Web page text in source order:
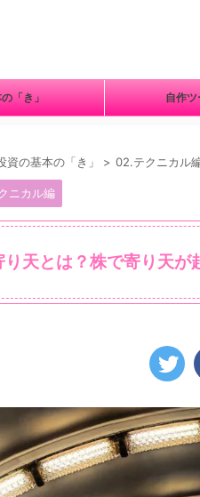
の「き」 自作
資の基本の「き」 > 02.テクニカル
ニカル編
り天とは？株で寄り天